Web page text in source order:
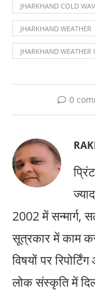
JHARKHAND COLD
JHARKHAND WEATHER
JHARKHAND WEATHER
0
2002 में सन्मार्ग,
सूत्रकार में काम
विषयों पर
लोक संस्कृति में